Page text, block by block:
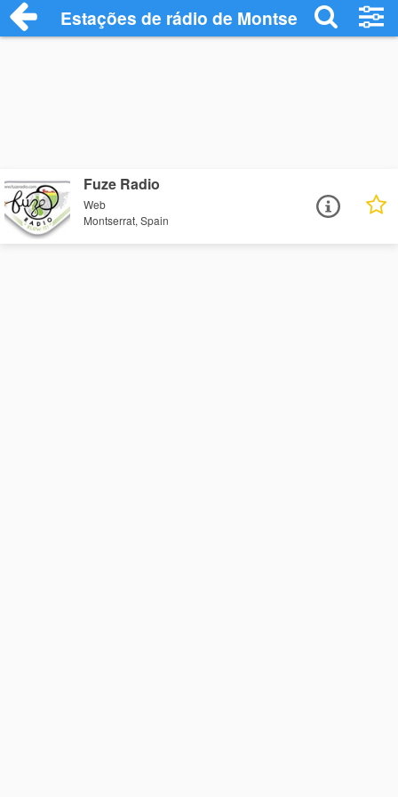
Estações de rádio de Montserrat - Ouça
Fuze Radio
Web
Montserrat, Spain